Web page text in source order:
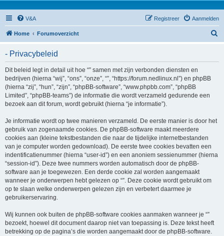
V&A Aanmelden
Registreer
Home Forumoverzicht
- Privacybeleid
Dit beleid legt in detail uit hoe “” samen met zijn verbonden diensten en
bedrijven (hierna “wij”, “ons”, “onze”, “”, “https://forum.nedlinux.nl”) en phpBB
(hierna “zij”, “hun”, “zijn”, “phpBB-software”, “www.phpbb.com”, “phpBB
Limited”, “phpBB-teams”) de informatie die wordt verzameld gedurende een
bezoek aan dit forum, wordt gebruikt (hierna “je informatie”).
Je informatie wordt op twee manieren verzameld. De eerste manier is door het
gebruik van zogenaamde cookies. De phpBB-software maakt meerdere
cookies aan (kleine tekstbestanden die naar de tijdelijke internetbestanden
van je computer worden gedownload). De eerste twee cookies bevatten een
indentificatienummer (hierna “user-id”) en een anoniem sessienummer (hierna
“session-id”). Deze twee nummers worden automatisch door de phpBB-
software aan je toegewezen. Een derde cookie zal worden aangemaakt
wanneer je onderwerpen hebt gelezen op “”. Deze cookie wordt gebruikt om
op te slaan welke onderwerpen gelezen zijn en verbetert daarmee je
gebruikerservaring.
Wij kunnen ook buiten de phpBB-software cookies aanmaken wanneer je “”
bezoekt, hoewel dit document daarop niet van toepassing is. Deze tekst heeft
betrekking op de pagina’s die worden aangemaakt door de phpBB-software.